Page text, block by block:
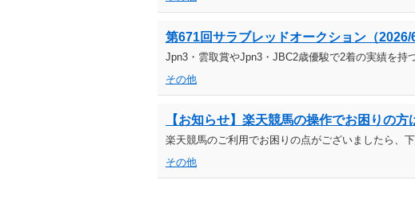
第671回サラブレッドオークション（
Jpn3・雲取賞やJpn3・JBC2歳優駿で2着の実績を持
その他
【お知らせ】楽天競馬の操作でお困りの
楽天競馬のご利用でお困りの点がございましたら、
その他